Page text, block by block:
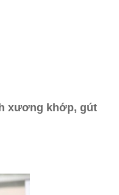
xương khớp, gút